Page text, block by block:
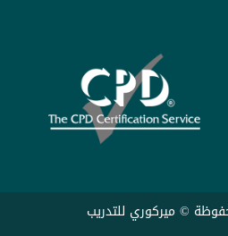
© ميركوري للتدريب